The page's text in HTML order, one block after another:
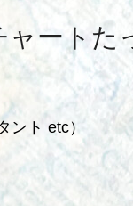
ートた
ント etc）